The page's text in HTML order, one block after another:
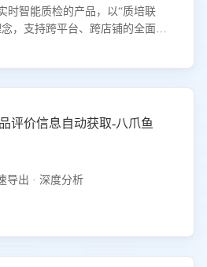
时智能质检的产品，以“质培联
，支持跨平台、跨店铺的全面、
评价信息自动获取-八爪鱼
导出 · 深度分析